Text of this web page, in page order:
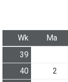
Wk Ma
39
40
2